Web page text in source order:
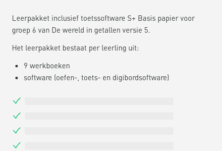
Leerpakket inclusief toetssoftware S+ Basis papier voor
groep 6 van De wereld in getallen versie 5.
Het leerpakket bestaat per leerling uit:
9 werkboeken
software (oefen-, toets- en digibordsoftware)